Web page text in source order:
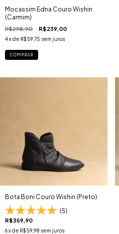
Mocassim Edna Couro Wishin
(Carmim)
R$298,90 R$239,00
4x de R$59,75 sem juros
COMPRAR
Bota Boni Couro Wishin (Preto)
(5)
R$359,90
6x de R$59,98 sem juros